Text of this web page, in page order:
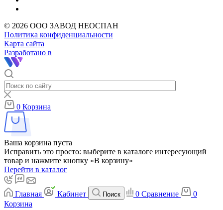
© 2026 ООО ЗАВОД НЕОСПАН
Политика конфиденциальности
Карта сайта
Разработано в
0 Корзина
Ваша корзина пуста
Исправить это просто: выберите в каталоге интересующий
товар и нажмите кнопку «В корзину»
Перейти в каталог
Главная Кабинет Поиск 0 Сравнение
0
Корзина